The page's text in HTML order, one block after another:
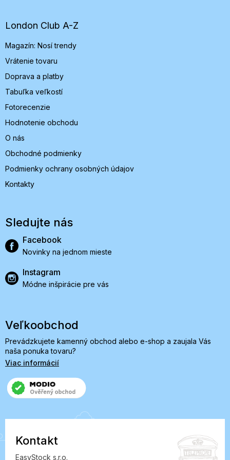
e
London Club A-Z
Magazín: Nosí trendy
Vrátenie tovaru
Doprava a platby
Tabuľka veľkostí
Fotorecenzie
Hodnotenie obchodu
O nás
Obchodné podmienky
Podmienky ochrany osobných údajov
Kontakty
Sledujte nás
Facebook
Novinky na jednom mieste
Instagram
Módne inšpirácie pre vás
Veľkoobchod
Prevádzkujete kamenný obchod alebo e-shop a zaujala Vás
naša ponuka tovaru?
Viac informácií
Kontakt
EasyStock s.r.o.